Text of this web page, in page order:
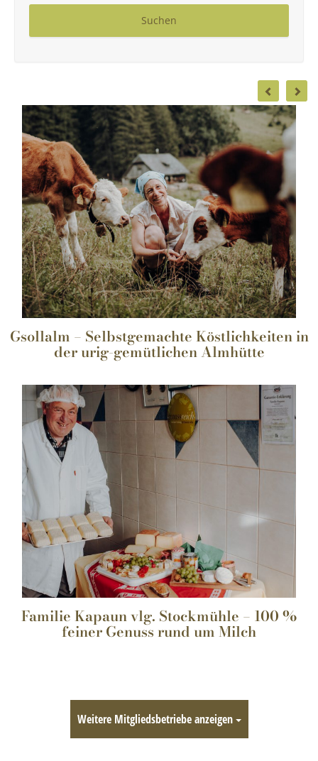
Gsollalm – Selbstgemachte Köstlichkeiten in
der urig-gemütlichen Almhütte
Familie Kapaun vlg. Stockmühle – 100 %
feiner Genuss rund um Milch
Weitere Mitgliedsbetriebe anzeigen